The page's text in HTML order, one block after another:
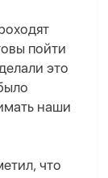
пойти
это
наши
что